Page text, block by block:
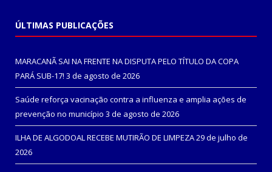
ÚLTIMAS PUBLICAÇÕES
MARACANÃ SAI NA FRENTE NA DISPUTA PELO TÍTULO DA COPA
PARÁ SUB-17! 3 de agosto de 2026
Saúde reforça vacinação contra a influenza e amplia ações de
prevenção no município 3 de agosto de 2026
ILHA DE ALGODOAL RECEBE MUTIRÃO DE LIMPEZA29 de julho de
2026